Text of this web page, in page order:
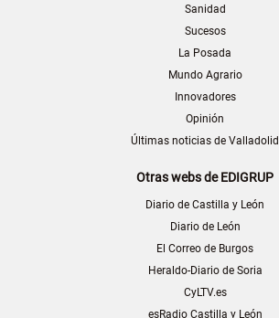
Sanidad
Sucesos
La Posada
Mundo Agrario
Innovadores
Opinión
Últimas noticias de Valladolid
Otras webs de EDIGRUP
Diario de Castilla y León
Diario de León
El Correo de Burgos
Heraldo-Diario de Soria
CyLTV.es
esRadio Castilla y León